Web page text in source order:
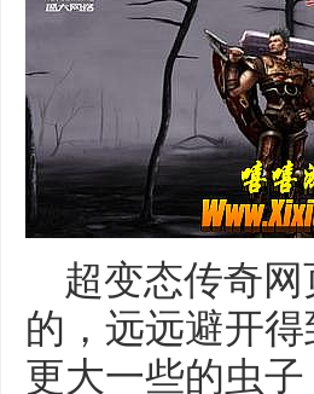
超变态传奇网
的，远远避开
更大一些的虫